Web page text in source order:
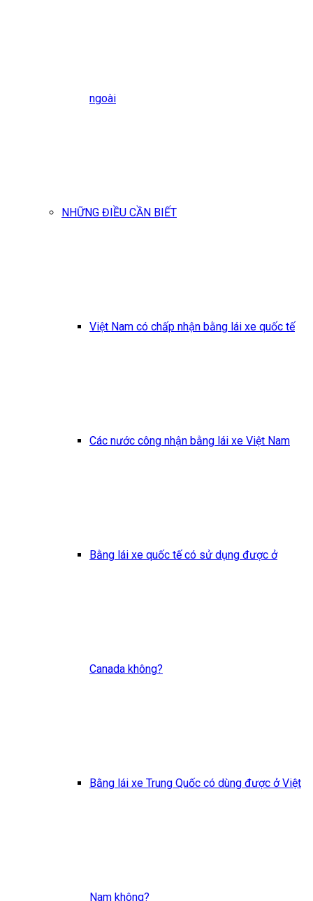
ngoài
NHỮNG ĐIỀU CẦN BIẾT
Việt Nam có chấp nhận bằng lái xe quốc tế
Các nước công nhận bằng lái xe Việt Nam
Bằng lái xe quốc tế có sử dụng được ở
Canada không?
Bằng lái xe Trung Quốc có dùng được ở Việt
Nam không?